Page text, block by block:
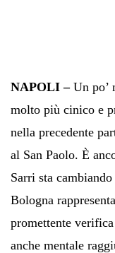
NAPOLI –Un po’
molto più cinico e
nella precedente
al San Paolo. È
Sarri sta
Bologna
promettente
anche mentale